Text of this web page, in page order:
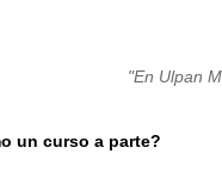
"En Ulpan
un curso a parte?